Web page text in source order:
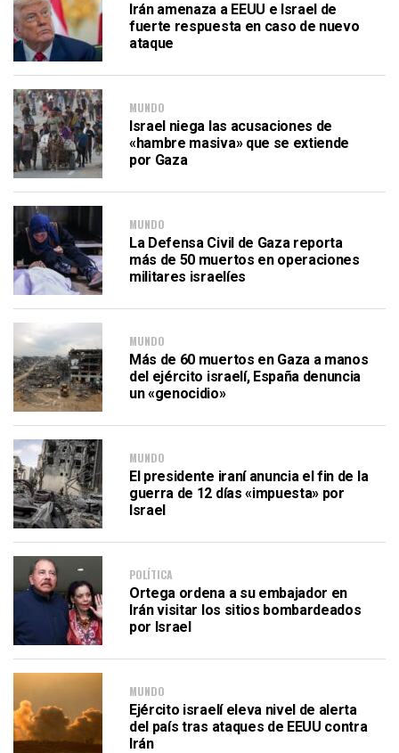
Irán amenaza a EEUU e Israel de
fuerte respuesta en caso de nuevo
ataque
MUNDO
Israel niega las acusaciones de
«hambre masiva» que se extiende
por Gaza
MUNDO
La Defensa Civil de Gaza reporta
más de 50 muertos en operaciones
militares israelíes
MUNDO
Más de 60 muertos en Gaza a manos
del ejército israelí, España denuncia
un «genocidio»
MUNDO
El presidente iraní anuncia el fin de la
guerra de 12 días «impuesta» por
Israel
POLÍTICA
Ortega ordena a su embajador en
Irán visitar los sitios bombardeados
por Israel
MUNDO
Ejército israelí eleva nivel de alerta
del país tras ataques de EEUU contra
Irán